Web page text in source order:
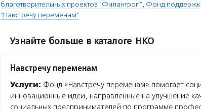
благотворительных проектов "Филантроп", Фонд
"Навстречу переменам"
Узнайте больше в каталоге НКО
Навстречу переменам
Услуги: Фонд «Навстречу переменам» помогает
инновационные идеи, направленные на улучшение
социальных предпринимателей по программе